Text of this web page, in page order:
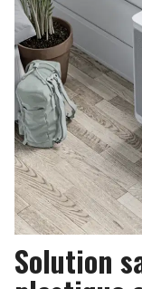
Solution